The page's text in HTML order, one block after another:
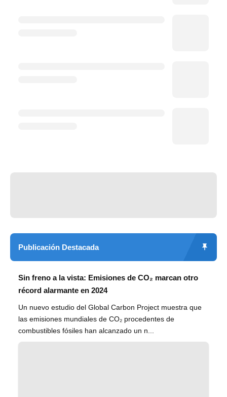
Publicación Destacada
Sin freno a la vista: Emisiones de CO₂ marcan otro
récord alarmante en 2024
Un nuevo estudio del Global Carbon Project muestra que
las emisiones mundiales de CO₂ procedentes de
combustibles fósiles han alcanzado un n...